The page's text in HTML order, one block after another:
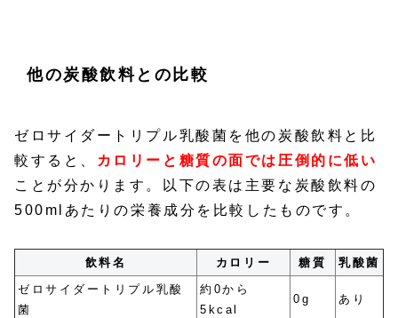
他の炭酸飲料との比較
ゼロサイダートリプル乳酸菌を他の炭酸飲料と比
較すると、
カロリーと糖質の面では圧倒的に低い
ことが分かります。以下の表は主要な炭酸飲料の
500mlあたりの栄養成分を比較したものです。
飲料名 カロリー 糖質
乳酸菌
ゼロサイダートリプル乳酸
菌
約0から
5kcal
0g あり